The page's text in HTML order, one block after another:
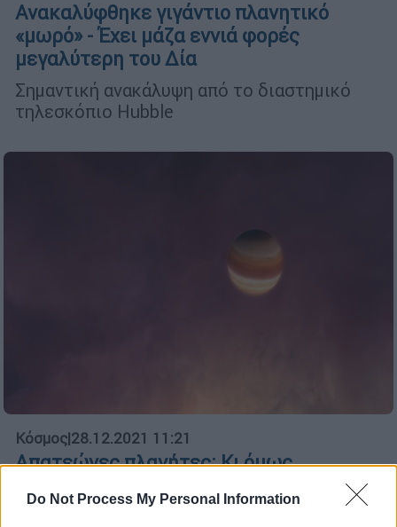
Do Not Process My Personal Information
Ανακαλύφθηκε γιγάντιο πλανητικό
«μωρό» - Έχει μάζα εννιά φορές
μεγαλύτερη του Δία
Σημαντική ανακάλυψη από το διαστημικό
τηλεσκόπιο Hubble
Κόσμος|28.12.2021 11:21
Απατεώνες πλανήτες: Κι όμως
υπάρχουν και κινούνται χωρίς τροχιά
στο απόλυτο σκοτάδι